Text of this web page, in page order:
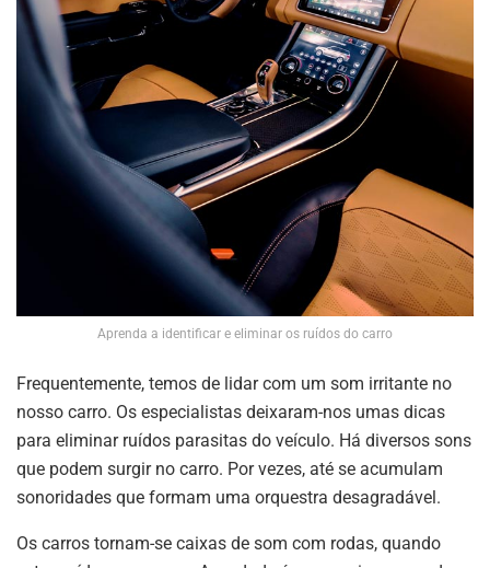
Aprenda a identificar e eliminar os ruídos do carro
Frequentemente, temos de lidar com um som irritante no
nosso carro. Os especialistas deixaram-nos umas dicas
para eliminar ruídos parasitas do veículo. Há diversos sons
que podem surgir no carro. Por vezes, até se acumulam
sonoridades que formam uma orquestra desagradável.
Os carros tornam-se caixas de som com rodas, quando